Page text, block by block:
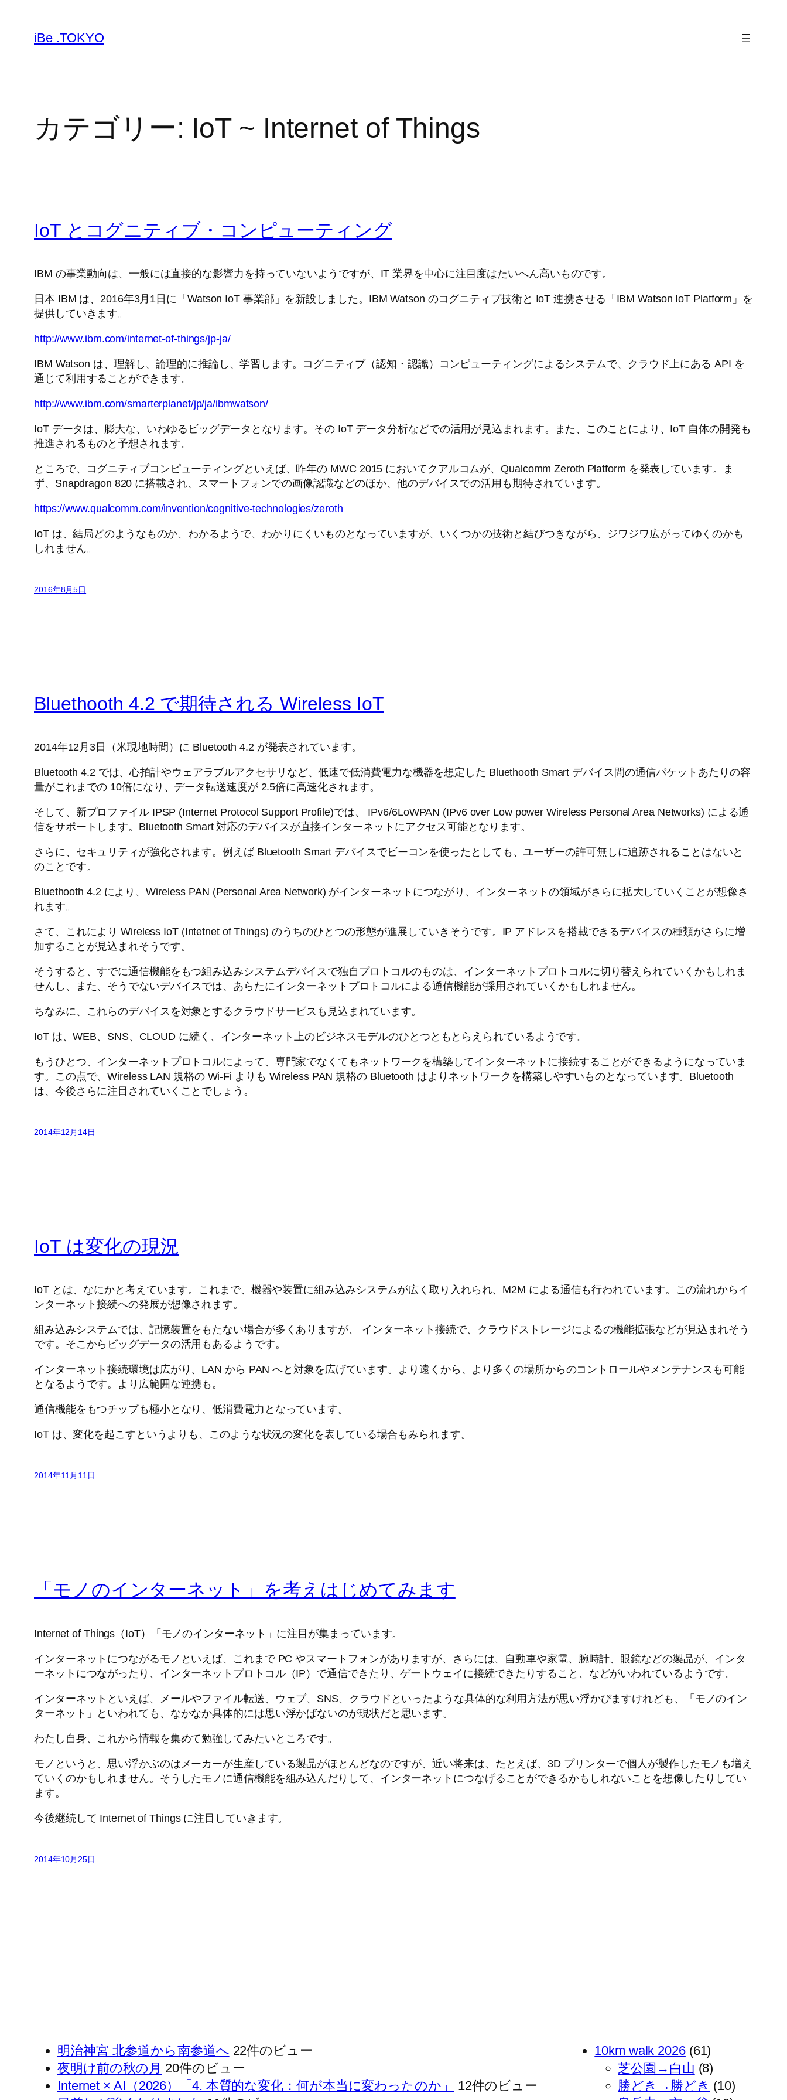
iBe .TOKYO
カテゴリー: IoT ~ Internet of Things
IoT とコグニティブ・コンピューティング
IBM の事業動向は、一般には直接的な影響力を持っていないようですが、IT 業界を中心に注目度はたいへん高いものです。
日本 IBM は、2016年3月1日に「Watson IoT 事業部」を新設しました。IBM Watson のコグニティブ技術と IoT 連携させる「IBM Watson IoT Platform」を
提供していきます。
http://www.ibm.com/internet-of-things/jp-ja/
IBM Watson は、理解し、論理的に推論し、学習します。コグニティブ（認知・認識）コンピューティングによるシステムで、クラウド上にある API を
通じて利用することができます。
http://www.ibm.com/smarterplanet/jp/ja/ibmwatson/
IoT データは、膨大な、いわゆるビッグデータとなります。その IoT データ分析などでの活用が見込まれます。また、このことにより、IoT 自体の開発も
推進されるものと予想されます。
ところで、コグニティブコンピューティングといえば、昨年の MWC 2015 においてクアルコムが、Qualcomm Zeroth Platform を発表しています。ま
ず、Snapdragon 820 に搭載され、スマートフォンでの画像認識などのほか、他のデバイスでの活用も期待されています。
https://www.qualcomm.com/invention/cognitive-technologies/zeroth
IoT は、結局どのようなものか、わかるようで、わかりにくいものとなっていますが、いくつかの技術と結びつきながら、ジワジワ広がってゆくのかも
しれません。
2016年8月5日
Bluethooth 4.2 で期待される Wireless IoT
2014年12月3日（米現地時間）に Bluetooth 4.2 が発表されています。
Bluetooth 4.2 では、心拍計やウェアラブルアクセサリなど、低速で低消費電力な機器を想定した Bluethooth Smart デバイス間の通信パケットあたりの容
量がこれまでの 10倍になり、データ転送速度が 2.5倍に高速化されます。
そして、新プロファイル IPSP (Internet Protocol Support Profile)では、 IPv6/6LoWPAN (IPv6 over Low power Wireless Personal Area Networks) による通
信をサポートします。Bluetooth Smart 対応のデバイスが直接インターネットにアクセス可能となります。
さらに、セキュリティが強化されます。例えば Bluetooth Smart デバイスでビーコンを使ったとしても、ユーザーの許可無しに追跡されることはないと
のことです。
Bluethooth 4.2 により、Wireless PAN (Personal Area Network) がインターネットにつながり、インターネットの領域がさらに拡大していくことが想像さ
れます。
さて、これにより Wireless IoT (Intetnet of Things) のうちのひとつの形態が進展していきそうです。IP アドレスを搭載できるデバイスの種類がさらに増
加することが見込まれそうです。
そうすると、すでに通信機能をもつ組み込みシステムデバイスで独自プロトコルのものは、インターネットプロトコルに切り替えられていくかもしれま
せんし、また、そうでないデバイスでは、あらたにインターネットプロトコルによる通信機能が採用されていくかもしれません。
ちなみに、これらのデバイスを対象とするクラウドサービスも見込まれています。
IoT は、WEB、SNS、CLOUD に続く、インターネット上のビジネスモデルのひとつともとらえられているようです。
もうひとつ、インターネットプロトコルによって、専門家でなくてもネットワークを構築してインターネットに接続することができるようになっていま
す。この点で、Wireless LAN 規格の Wi-Fi よりも Wireless PAN 規格の Bluetooth はよりネットワークを構築しやすいものとなっています。Bluetooth
は、今後さらに注目されていくことでしょう。
2014年12月14日
IoT は変化の現況
IoT とは、なにかと考えています。これまで、機器や装置に組み込みシステムが広く取り入れられ、M2M による通信も行われています。この流れからイ
ンターネット接続への発展が想像されます。
組み込みシステムでは、記憶装置をもたない場合が多くありますが、 インターネット接続で、クラウドストレージによるの機能拡張などが見込まれそう
です。そこからビッグデータの活用もあるようです。
インターネット接続環境は広がり、LAN から PAN へと対象を広げています。より遠くから、より多くの場所からのコントロールやメンテナンスも可能
となるようです。より広範囲な連携も。
通信機能をもつチップも極小となり、低消費電力となっています。
IoT は、変化を起こすというよりも、このような状況の変化を表している場合もみられます。
2014年11月11日
「モノのインターネット」を考えはじめてみます
Internet of Things（IoT）「モノのインターネット」に注目が集まっています。
インターネットにつながるモノといえば、これまで PC やスマートフォンがありますが、さらには、自動車や家電、腕時計、眼鏡などの製品が、インタ
ーネットにつながったり、インターネットプロトコル（IP）で通信できたり、ゲートウェイに接続できたりすること、などがいわれているようです。
インターネットといえば、メールやファイル転送、ウェブ、SNS、クラウドといったような具体的な利用方法が思い浮かびますけれども、「モノのイン
ターネット」といわれても、なかなか具体的には思い浮かばないのが現状だと思います。
わたし自身、これから情報を集めて勉強してみたいところです。
モノというと、思い浮かぶのはメーカーが生産している製品がほとんどなのですが、近い将来は、たとえば、3D プリンターで個人が製作したモノも増え
ていくのかもしれません。そうしたモノに通信機能を組み込んだりして、インターネットにつなげることができるかもしれないことを想像したりしてい
ます。
今後継続して Internet of Things に注目していきます。
2014年10月25日
明治神宮 北参道から南参道へ 22件のビュー
夜明け前の秋の月 20件のビュー
Internet × AI（2026）「4. 本質的な変化：何が本当に変わったのか」
12件のビュー
10km walk 2026(61)
芝公園→白山 (8)
勝どき→勝どき (10)